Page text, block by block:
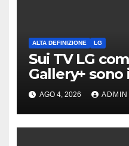
ALTA DEFINIZIONE LG
Sui TV LG
Gallery+ sono
di Bob Ross
AGO 4, 2026 ADMIN